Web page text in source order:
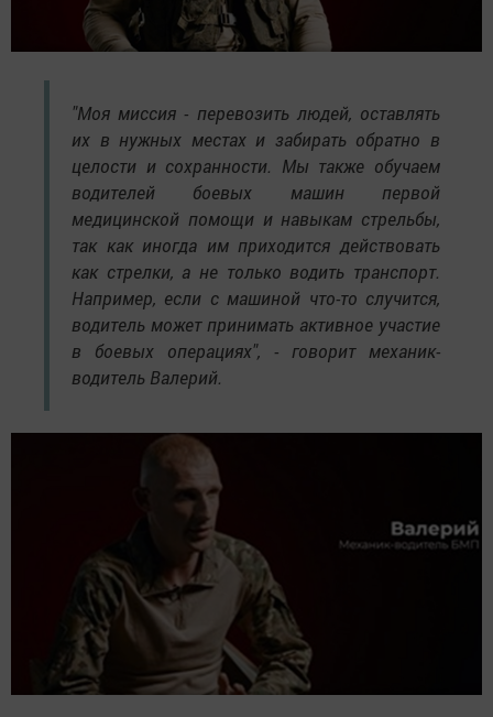
"Моя миссия - перевозить людей, оставлять
их в нужных местах и забирать обратно в
целости и сохранности. Мы также обучаем
водителей боевых машин первой
медицинской помощи и навыкам стрельбы,
так как иногда им приходится действовать
как стрелки, а не только водить транспорт.
Например, если с машиной что-то случится,
водитель может принимать активное участие
в боевых операциях", - говорит механик-
водитель Валерий.